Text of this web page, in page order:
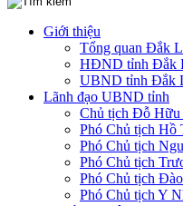
Giới thiệu
Tổng quan Đắk
HĐND tỉnh Đắk
UBND tỉnh Đắk
Lãnh đạo UBND tỉnh
Chủ tịch Đỗ
Phó Chủ tịch Hồ
Phó Chủ tịch
Phó Chủ tịch
Phó Chủ tịch
Phó Chủ tịch Y